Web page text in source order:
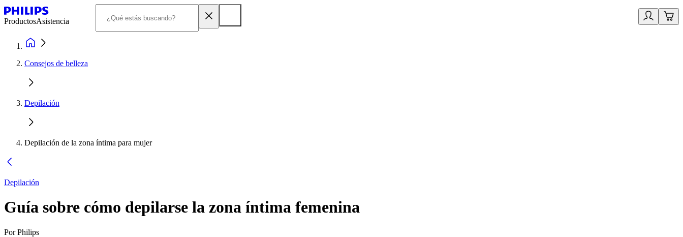
ProductosAsistencia
Consejos de belleza
Depilación
Depilación de la zona íntima para mujer
Depilación
Guía sobre cómo depilarse la zona íntima femenina
Por Philips